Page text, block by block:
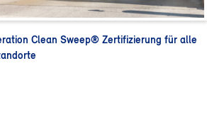
Clean Sweep® Zertifizierung für alle